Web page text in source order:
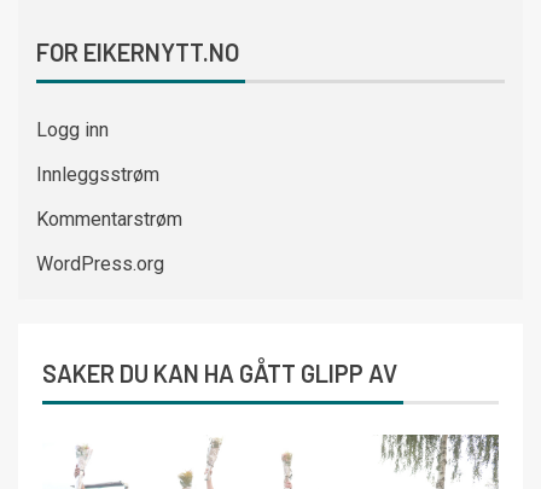
FOR EIKERNYTT.NO
Logg inn
Innleggsstrøm
Kommentarstrøm
WordPress.org
SAKER DU KAN HA GÅTT GLIPP AV